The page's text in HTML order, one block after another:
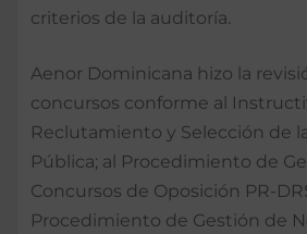
criterios de la auditoría.
Aenor Dominicana hizo la
concursos conforme al
Reclutamiento y Selección de
Pública; al Procedimiento de
Concursos de Oposición PR-
Procedimiento de Gestión de